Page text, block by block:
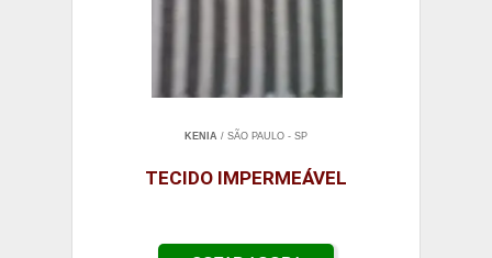
KENIA / SÃO PAULO - SP
TECIDO IMPERMEÁVEL